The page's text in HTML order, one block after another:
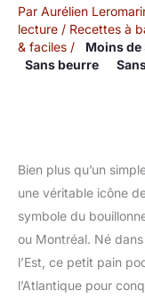
Par Aurélien
lecture / Recettes à
& faciles / Moins de
Sans beurre
Bien plus qu’un
une véritable icône
symbole du
ou Montréal. Né
l’Est, ce petit pain
l’Atlantique pour